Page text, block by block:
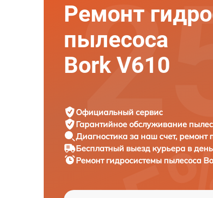
Ремонт
пылесоса
Bork V610
Официальный сервис
Гарантийное обслуживание
Диагностика за наш счет, ремонт
Бесплатный выезд курьера в
Ремонт гидросистемы пылесоса